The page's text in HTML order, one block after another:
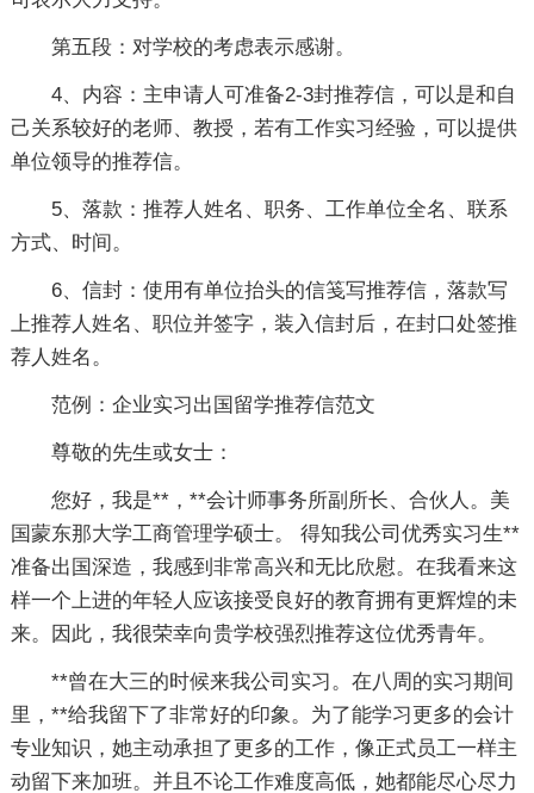
第五段：对学校的考虑表示感谢。
4、内容：主申请人可准备2-3封推荐信，可以是和自
己关系较好的老师、教授，若有工作实习经验，可以提供
单位领导的推荐信。
5、落款：推荐人姓名、职务、工作单位全名、联系
方式、时间。
6、信封：使用有单位抬头的信笺写推荐信，落款写
上推荐人姓名、职位并签字，装入信封后，在封口处签推
荐人姓名。
范例：企业实习出国留学推荐信范文
尊敬的先生或女士：
您好，我是**，**会计师事务所副所长、合伙人。美
国蒙东那大学工商管理学硕士。 得知我公司优秀实习生**
准备出国深造，我感到非常高兴和无比欣慰。在我看来这
样一个上进的年轻人应该接受良好的教育拥有更辉煌的未
来。因此，我很荣幸向贵学校强烈推荐这位优秀青年。
**曾在大三的时候来我公司实习。在八周的实习期间
里，**给我留下了非常好的印象。为了能学习更多的会计
专业知识，她主动承担了更多的工作，像正式员工一样主
动留下来加班。并且不论工作难度高低，她都能尽心尽力